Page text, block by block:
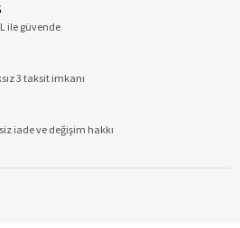
ile güvende
3 taksit imkanı
iade ve değişim hakkı